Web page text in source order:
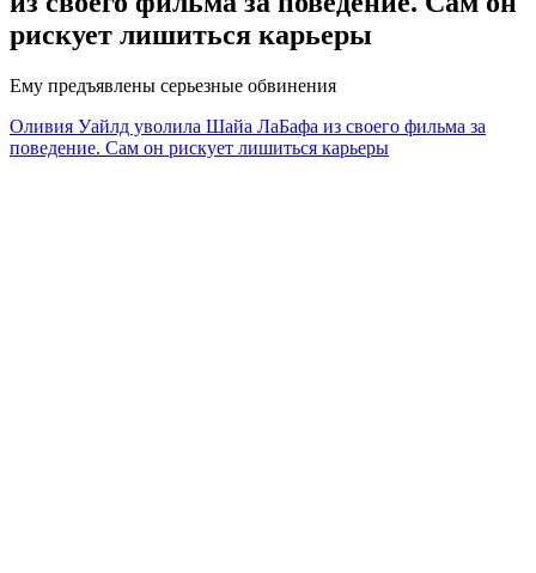
рискует лишиться карьеры
Ему предъявлены серьезные обвинения
Оливия Уайлд уволила Шайа ЛаБафа из своего фильма за
поведение. Сам он рискует лишиться карьеры